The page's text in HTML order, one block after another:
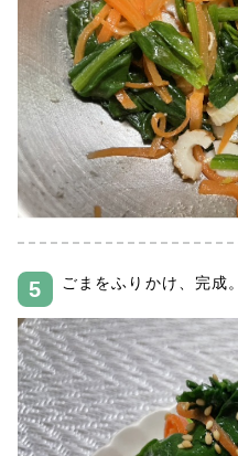
ごまをふりかけ、完成。